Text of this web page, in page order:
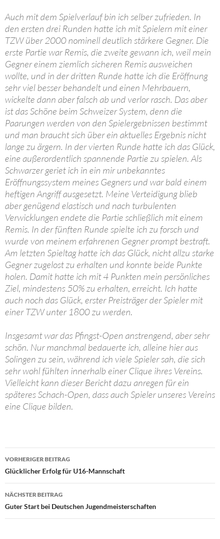
Auch mit dem Spielverlauf bin ich selber zufrieden. In
den ersten drei Runden hatte ich mit Spielern mit einer
TZW über 2000 nominell deutlich stärkere Gegner. Die
erste Partie war Remis, die zweite gewann ich, weil mein
Gegner einem ziemlich sicheren Remis ausweichen
wollte, und in der dritten Runde hatte ich die Eröffnung
sehr viel besser behandelt und einen Mehrbauern,
wickelte dann aber falsch ab und verlor rasch. Das aber
ist das Schöne beim Schweizer System, denn die
Paarungen werden von den Spielergebnissen bestimmt
und man braucht sich über ein aktuelles Ergebnis nicht
lange zu ärgern. In der vierten Runde hatte ich das Glück,
eine außerordentlich spannende Partie zu spielen. Als
Schwarzer geriet ich in ein mir unbekanntes
Eröffnungssystem meines Gegners und war bald einem
heftigen Angriff ausgesetzt. Meine Verteidigung blieb
aber genügend elastisch und nach turbulenten
Verwicklungen endete die Partie schließlich mit einem
Remis. In der fünften Runde spielte ich zu forsch und
wurde von meinem erfahrenen Gegner prompt bestraft.
Am letzten Spieltag hatte ich das Glück, nicht allzu starke
Gegner zugelost zu erhalten und konnte beide Punkte
holen. Damit hatte ich mit 4 Punkten mein persönliches
Ziel, mindestens 50% zu erhalten, erreicht. Ich hatte
auch noch das Glück, erster Preisträger der Spieler mit
einer TZW unter 1800 zu werden.
Insgesamt war das Pfingst-Open anstrengend, aber sehr
schön. Nur manchmal bedauerte ich, alleine hier aus
Solingen zu sein, während ich viele Spieler sah, die sich
sehr wohl fühlten innerhalb einer Clique ihres Vereins.
Vielleicht kann dieser Bericht dazu anregen für ein
späteres Schach-Open, dass auch Spieler unseres Vereins
eine Clique bilden.
Beitragsnavigation
VORHERIGER BEITRAG
Glücklicher Erfolg für U16-Mannschaft
NÄCHSTER BEITRAG
Guter Start bei Deutschen Jugendmeisterschaften